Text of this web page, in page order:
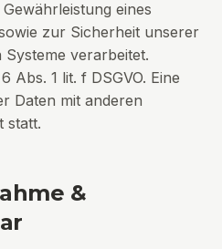
eines
zur Sicherheit unserer
verarbeitet.
Abs. 1 lit. f DSGVO. Eine
Daten mit anderen
statt.
&